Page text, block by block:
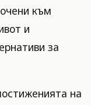
към
и
за
на